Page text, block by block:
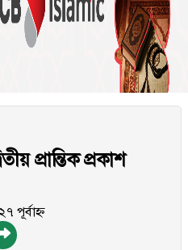
প্রান্তিক প্রকাশ
পূর্বাহ্ন